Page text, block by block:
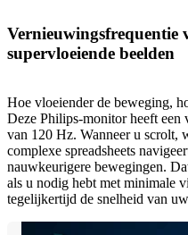
Vernieuwingsfrequentie
supervloeiende beelden
Hoe vloeiender de beweging,
Deze Philips-monitor heeft een
van 120 Hz. Wanneer u scrolt,
complexe spreadsheets
nauwkeurigere bewegingen.
als u nodig hebt met minimale
tegelijkertijd de snelheid van